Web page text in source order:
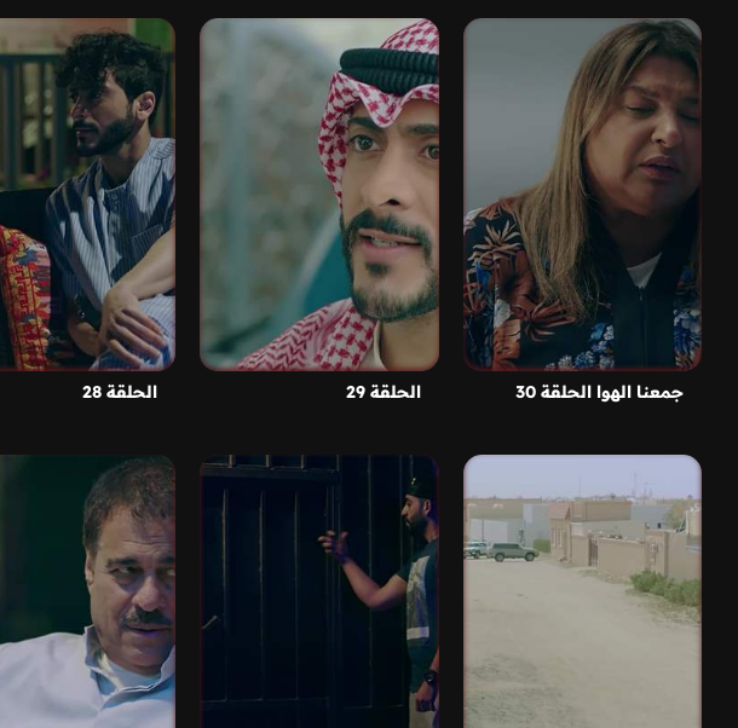
جمعنا الهوا الحلقة 30 الحلقة 29 الحلقة 28